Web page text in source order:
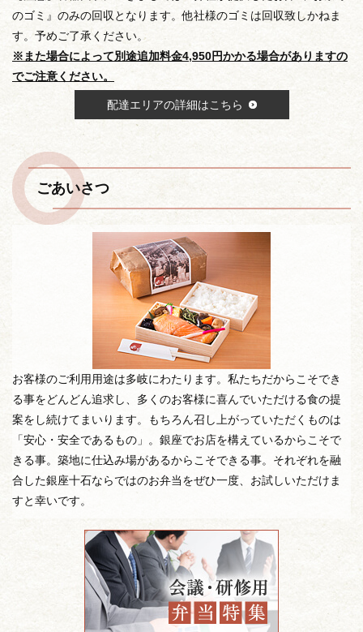
のゴミ』のみの回収となります。他社様のゴミは回収致しかねま
す。予めご了承ください。
※また場合によって別途追加料金4,950円かかる場合がありますの
でご注意ください。
配達エリアの詳細はこちら
ごあいさつ
お客様のご利用用途は多岐にわたります。私たちだからこそでき
る事をどんどん追求し、多くのお客様に喜んでいただける食の提
案をし続けてまいります。もちろん召し上がっていただくものは
「安心・安全であるもの」。銀座でお店を構えているからこそで
きる事。築地に仕込み場があるからこそできる事。それぞれを融
合した銀座十石ならではのお弁当をぜひ一度、お試しいただけま
すと幸いです。